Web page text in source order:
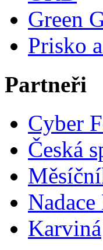
Green
Prisko
Partneři
Cyber
Česká
Karviná